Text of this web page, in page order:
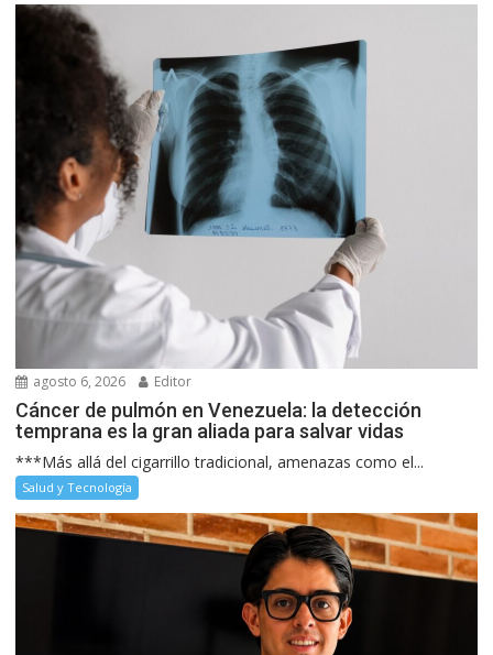
agosto 6, 2026 Editor
Cáncer de pulmón en Venezuela: la detección
temprana es la gran aliada para salvar vidas
***Más allá del cigarrillo tradicional, amenazas como el...
Salud y Tecnología